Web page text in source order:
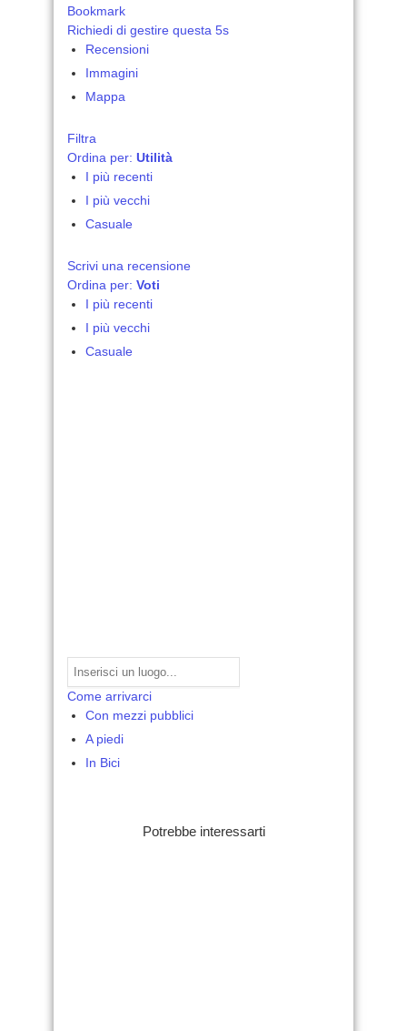
Bookmark
Richiedi di gestire questa 5s
Recensioni
Immagini
Mappa
Filtra
Ordina per: Utilità
I più recenti
I più vecchi
Casuale
Scrivi una recensione
Ordina per: Voti
I più recenti
I più vecchi
Casuale
Come arrivarci
Con mezzi pubblici
A piedi
In Bici
Potrebbe interessarti